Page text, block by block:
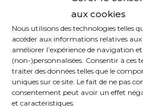
aux cookies
Nous utilisons des technologies telles
accéder aux informations relatives
améliorer l’expérience de navigation
(non-)personnalisées. Consentir à ces
traiter des données telles que le
uniques sur ce site. Le fait de ne pas
consentement peut avoir un effet
et caractéristiques.